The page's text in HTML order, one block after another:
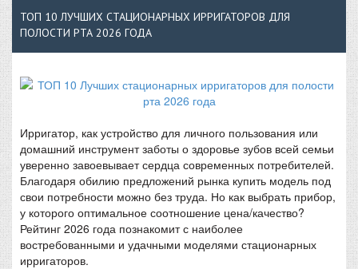
ТОП 10 ЛУЧШИХ СТАЦИОНАРНЫХ ИРРИГАТОРОВ ДЛЯ
ПОЛОСТИ РТА 2026 ГОДА
Ирригатор, как устройство для личного пользования или
домашний инструмент заботы о здоровье зубов всей семьи
уверенно завоевывает сердца современных потребителей.
Благодаря обилию предложений рынка купить модель под
свои потребности можно без труда. Но как выбрать прибор,
у которого оптимальное соотношение цена/качество?
Рейтинг 2026 года познакомит с наиболее
востребованными и удачными моделями стационарных
ирригаторов.